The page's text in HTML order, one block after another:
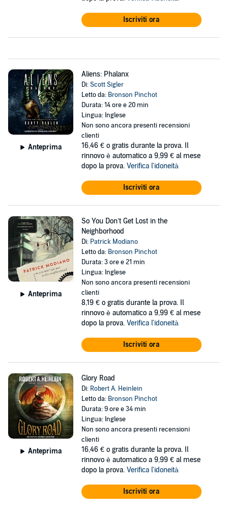
Iscriviti ora
Anteprima
Aliens: Phalanx
Di:Scott Sigler
Letto da: Bronson Pinchot
Durata: 14 ore e 20 min
Lingua: Inglese
Non sono ancora presenti recensioni
clienti
16,46 € o gratis durante la prova. Il
rinnovo è automatico a 9,99 € al mese
dopo la prova. Verifica l'idoneità
Iscriviti ora
Anteprima
So You Don’t Get Lost in the
Neighborhood
Di: Patrick Modiano
Letto da: Bronson Pinchot
Durata: 3 ore e 21 min
Lingua: Inglese
Non sono ancora presenti recensioni
clienti
8,19 € o gratis durante la prova. Il
rinnovo è automatico a 9,99 € al mese
dopo la prova. Verifica l'idoneità
Iscriviti ora
Anteprima
Glory Road
Di: Robert A. Heinlein
Letto da: Bronson Pinchot
Durata: 9 ore e 34 min
Lingua: Inglese
Non sono ancora presenti recensioni
clienti
16,46 € o gratis durante la prova. Il
rinnovo è automatico a 9,99 € al mese
dopo la prova. Verifica l'idoneità
Iscriviti ora